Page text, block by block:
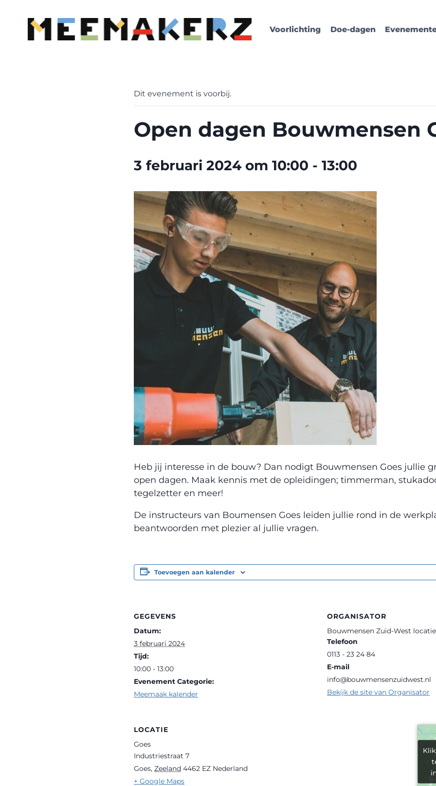
Voorlichting Doe-dagen
Dit evenement is voorbij.
Open dagen Bouwmensen
3 februari 2024 om 10:00 - 13:00
Heb jij interesse in de bouw? Dan nodigt Bouwmensen Goes jullie
open dagen. Maak kennis met de opleidingen; timmerman,
tegelzetter en meer!
De instructeurs van Boumensen Goes leiden jullie rond in de
beantwoorden met plezier al jullie vragen.
Toevoegen aan kalender
GEGEVENS
Datum:
3 februari 2024
Tijd:
10:00 - 13:00
Evenement Categorie:
Meemaak kalender
ORGANISATOR
Bouwmensen Zuid-West
Telefoon
0113 - 23 24 84
E-mail
info@bouwmensenzuidwest.nl
Bekijk de site van Organisator
LOCATIE
Goes
Industriestraat 7
Goes, Zeeland 4462 EZ Nederland
+ Google Maps